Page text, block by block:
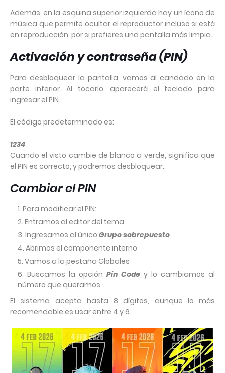
Además, en la esquina superior izquierda hay un ícono de
música que permite ocultar el reproductor incluso si está
en reproducción, por si prefieres una pantalla más limpia.
Activación y contraseña (PIN)
Para desbloquear la pantalla, vamos al candado en la
parte inferior. Al tocarlo, aparecerá el teclado para
ingresar el PIN.
El código predeterminado es:
1234
Cuando el visto cambie de blanco a verde, significa que
el PIN es correcto, y podremos desbloquear.
Cambiar el PIN
Para modificar el PIN:
Entramos al editor del tema
Ingresamos al único Grupo sobrepuesto
Abrimos el componente interno
Vamos a la pestaña Globales
Buscamos la opción Pin Code y lo cambiamos al
número que queramos
El sistema acepta hasta 8 dígitos, aunque lo más
recomendable es usar entre 4 y 6.